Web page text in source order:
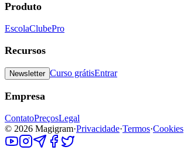
Produto
EscolaClubePro
Recursos
Newsletter Curso grátisEntrar
Empresa
ContatoPreçosLegal
© 2026 Magigram·Privacidade·Termos·Cookies